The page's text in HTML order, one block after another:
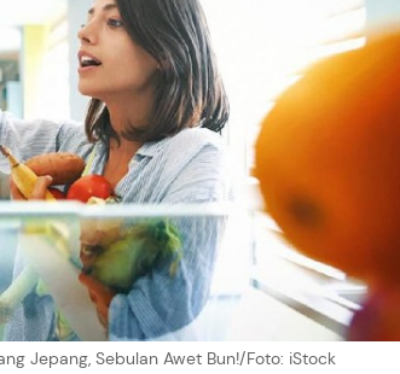
Jepang, Sebulan Awet Bun!/Foto: iStock